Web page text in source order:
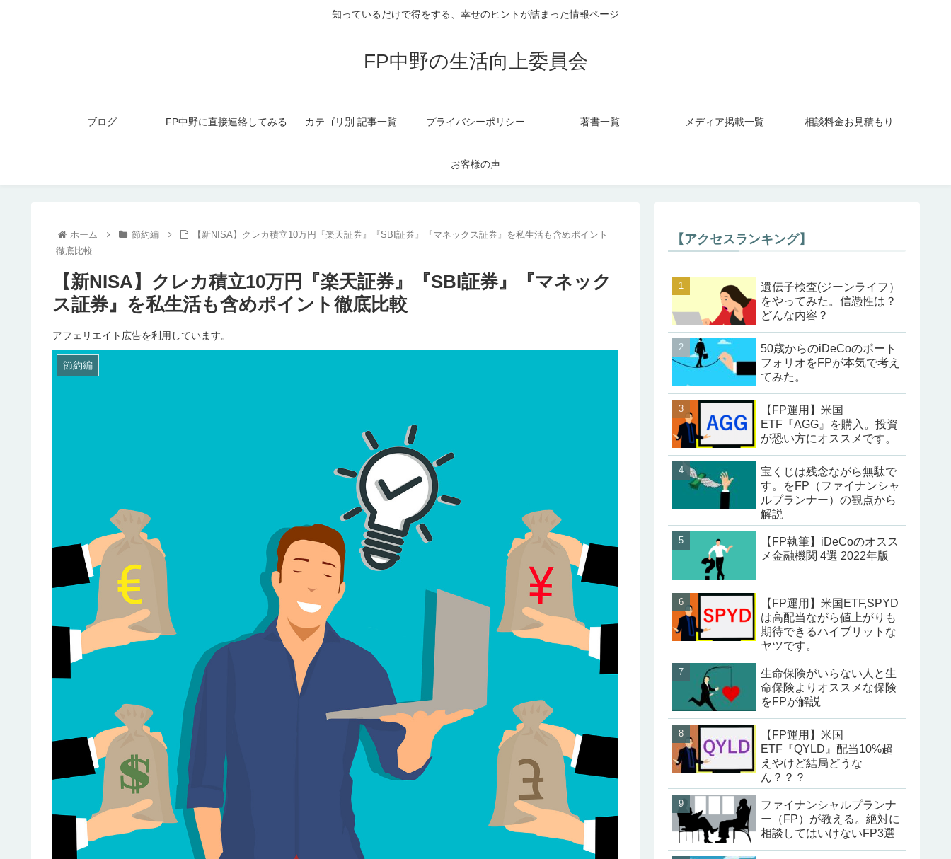
知っているだけで得をする、幸せのヒントが詰まった情報ページ
FP中野の生活向上委員会
ブログ FP中野に直接連絡してみる カテゴリ別 記事一覧 プライバシーポリシー 著書一覧 メディア掲載一覧 相談料金お見積もり
お客様の声
ホーム 節約編
【新NISA】クレカ積立10万円『楽天証券』『SBI証券』『マネックス証券』を私生活も含めポイント
徹底比較
【新NISA】クレカ積立10万円『楽天証券』『SBI証券』『マネック
ス証券』を私生活も含めポイント徹底比較
アフェリエイト広告を利用しています。
節約編
【アクセスランキング】
遺伝子検査(ジーンライフ）
をやってみた。信憑性は？
どんな内容？
50歳からのiDeCoのポート
フォリオをFPが本気で考え
てみた。
【FP運用】米国
ETF『AGG』を購入。投資
が恐い方にオススメです。
宝くじは残念ながら無駄で
す。をFP（ファイナンシャ
ルプランナー）の観点から
解説
【FP執筆】iDeCoのオスス
メ金融機関 4選 2022年版
【FP運用】米国ETF,SPYD
は高配当ながら値上がりも
期待できるハイブリットな
ヤツです。
生命保険がいらない人と生
命保険よりオススメな保険
をFPが解説
【FP運用】米国
ETF『QYLD』配当10%超
えやけど結局どうな
ん？？？
ファイナンシャルプランナ
ー（FP）が教える。絶対に
相談してはいけないFP3選